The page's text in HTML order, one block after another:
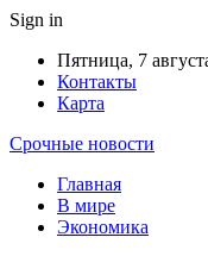
Sign in
Пятница, 7
Контакты
Карта
Срочные новости
Главная
В мире
Экономика